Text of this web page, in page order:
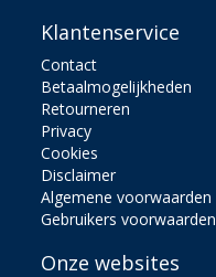
Klantenservice
Contact
Betaalmogelijkheden
Retourneren
Privacy
Cookies
Disclaimer
Algemene voorwaarden
Gebruikers voorwaarden
Onze websites